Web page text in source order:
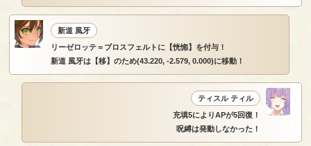
新道 風牙
リーゼロッテ＝ブロスフェルトに【恍惚】を付与！
新道 風牙は【移】のため(43.220, -2.579, 0.000)に移動！
ティスル ティル
充填5によりAPが5回復！
呪縛は発動しなかった！